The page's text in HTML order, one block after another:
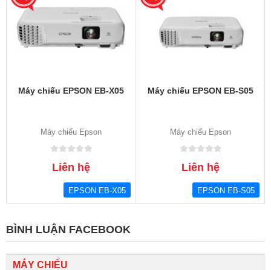
Máy chiếu EPSON EB-X05
Máy chiếu Epson
Liên hệ
EPSON EB-X05
Máy chiếu EPSON EB-S05
Máy chiếu Epson
Liên hệ
EPSON EB-S05
BÌNH LUẬN FACEBOOK
MÁY CHIẾU